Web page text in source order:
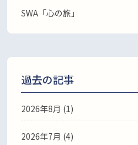
SWA「心の旅」
過去の記事
2026年8月 (1)
2026年7月 (4)